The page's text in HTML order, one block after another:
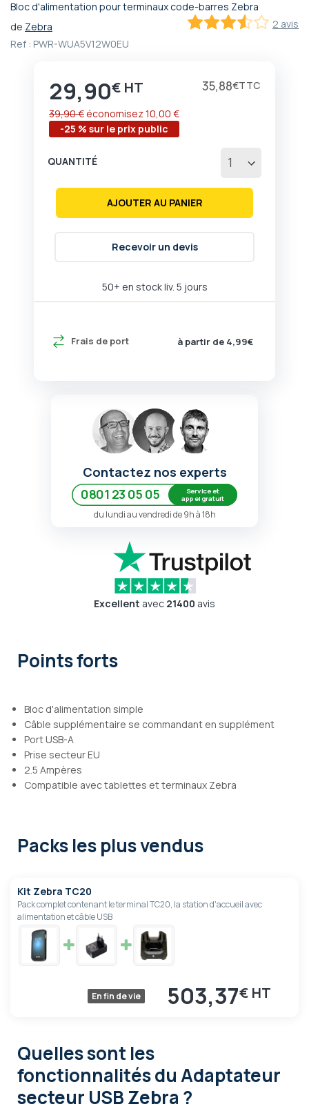
Bloc d'alimentation pour terminaux code-barres Zebra
2 avis
de Zebra
Ref : PWR-WUA5V12W0EU
Prix
29,90€ 35,88€
-25 % sur le prix public
39,90 € économisez10,00 €
50+ en stock liv. 5 jours
Frais de port à partir de 4,99€
QUANTITÉ
AJOUTER AU PANIER
Recevoir un devis
Passer
au
début
d’images
Contactez nos experts
0801 23 05 05
Service et
appel gratuit
du lundi au vendredi de 9h à 18h
Excellent avec 21400 avis
Points forts
Bloc d'alimentation simple
Câble supplémentaire se commandant en supplément
Port USB-A
Prise secteur EU
2.5 Ampères
Compatible avec tablettes et terminaux Zebra
Packs les plus vendus
Kit Zebra TC20
Pack complet contenant le terminal TC20, la station d'accueil avec
alimentation et câble USB
En fin de vie 503,37€
Quelles sont les
fonctionnalitésdu Adaptateur
secteur USB Zebra ?